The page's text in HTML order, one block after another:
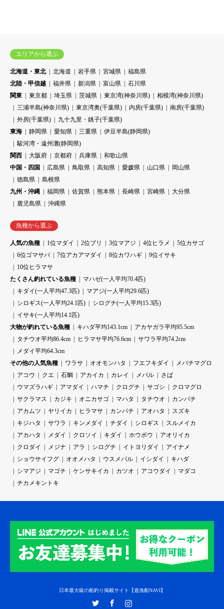
エリアから選ぶ
北海道・東北 北海道 岩手県 宮城県
福島県
北陸・甲信越
福井県 新潟県 富山県
石川県
関東
東京都 埼玉県 茨城県 東京湾(神奈川県)
相模湾(神奈川県)
三浦半島(神奈川県)
東京湾奥(千葉県) 内房(千葉県)
南房(千葉県)
外房(千葉県)
九十九里・銚子(千葉県)
東海
静岡県 愛知県 三重県
伊豆半島(静岡県)
駿河湾・遠州灘(静岡県)
関西
大阪府 京都府 兵庫県
和歌山県
中国・四国
広島県 鳥取県 高知県 愛媛県 山口県
岡山県
徳島県
島根県
九州・沖縄
福岡県 佐賀県 熊本県 長崎県 宮崎県
大分県
鹿児島県
沖縄県
魚種から選ぶ
人気の魚種 1位マダイ 2位ブリ 3位マアジ 4位ヒラメ
5位カサゴ
6位ゴマサバ
7位アカアマダイ 8位カワハギ
9位イサキ
10位ヒラマサ
たくさん釣れている魚種
マハゼ(一人平均70.4匹)
キダイ(一人平均47.3匹)
マアジ(一人平均29.6匹)
シロギス(一人平均24.1匹)
シログチ(一人平均15.3匹)
イサキ(一人平均14.1匹)
大物が釣れている魚種
キハダ平均143.1cm
アカヤガラ平均95.5cm
タチウオ平均86.4cm
ヒラマサ平均76.6cm
サワラ平均74.2cm
メダイ平均64.3cm
その他の人気魚種
ワラサ オオモンハタ フエフキダイ
メバチマグロ
アコウ
クエ 石鯛 アカイカ カレイ メバル
さば
ウマズラハギ
アマダイ ハマチ クログチ サゴシ
クロマグロ
サクラマス
カジキ オニカサゴ マハタ タチウオ
カンパチ
アカムツ
ヤリイカ ヒラマサ カンパチ アオハタ
スズキ
キジハタ
サワラ キンメダイ チダイ シロギス
スルメイカ
アカハタ
メダイ クロソイ キダイ ホウボウ
アオリイカ
クロダイ
メジナ アラ シログチ イトヨリダイ
アイナメ
ショウサイフグ
オオメハタ ウスメバル イシダイ
キハダ
シマアジ
マゴチ ケンサキイカ カツオ アコウダイ
マダコ
チカメキントキ
日本最大級の船釣り掲載サイト【遊漁船NAVI】